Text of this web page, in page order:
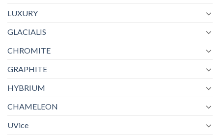
LUXURY
GLACIALIS
CHROMITE
GRAPHITE
HYBRIUM
CHAMELEON
UVice